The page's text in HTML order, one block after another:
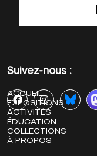
Suivez-nous :
ACCUEIL
EXPOSITIONS
ACTIVITÉS
ÉDUCATION
COLLECTIONS
À PROPOS